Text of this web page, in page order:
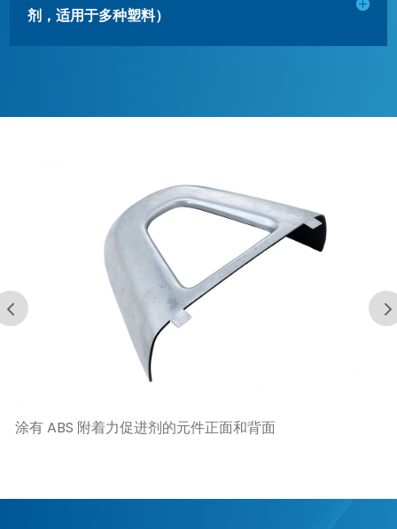
剂，适用于多种塑料）
涂有 ABS 附着力促进剂的元件正面和背面